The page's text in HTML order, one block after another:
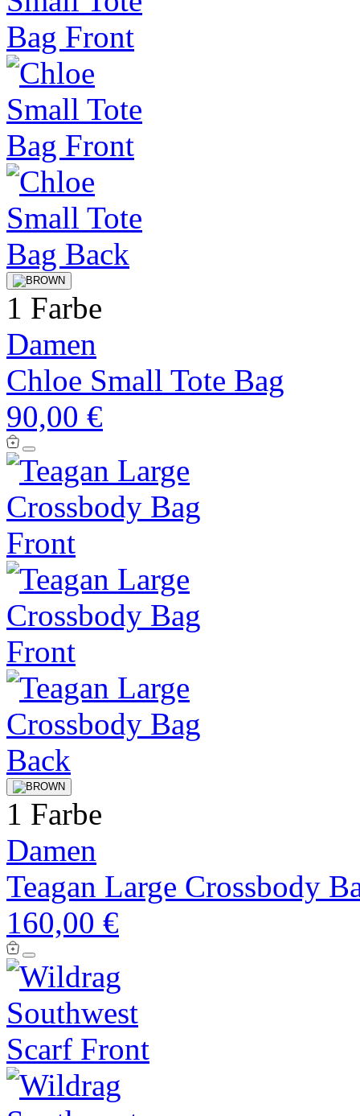
1 Farbe
Damen
Chloe Small Tote Bag
90,00 €
1 Farbe
Damen
Teagan Large Crossbody
160,00 €